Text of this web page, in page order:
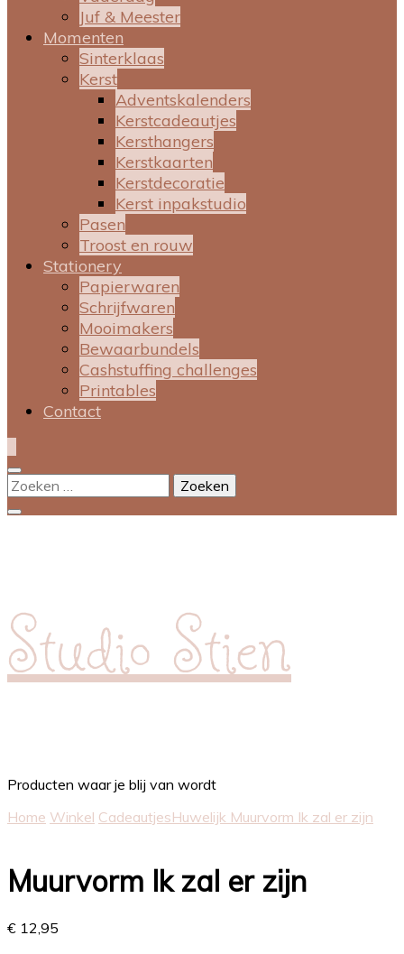
Juf & Meester
Momenten
Sinterklaas
Kerst
Adventskalenders
Kerstcadeautjes
Kersthangers
Kerstkaarten
Kerstdecoratie
Kerst inpakstudio
Pasen
Troost en rouw
Stationery
Papierwaren
Schrijfwaren
Mooimakers
Bewaarbundels
Cashstuffing challenges
Printables
Contact
Zoeken
naar:
Studio Stien
Producten waar je blij van wordt
Home Winkel CadeautjesHuwelijk Muurvorm Ik zal er zijn
Muurvorm Ik zal er zijn
€ 12,95